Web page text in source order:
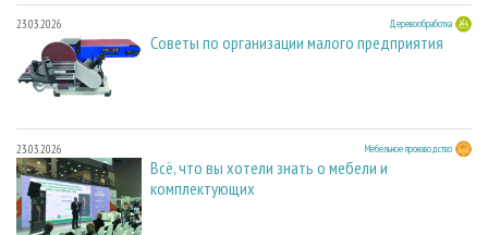
23.03.2026 Деревообработка
Советы по организации малого предприятия
23.03.2026 Мебельное производство
Всё, что вы хотели знать о мебели и
комплектующих